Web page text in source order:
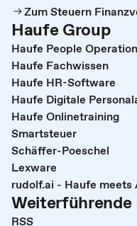
Zum Steuern
Haufe Group
Haufe People
Haufe Fachwissen
Haufe HR-Software
Haufe Digitale
Haufe Onlinetraining
Smartsteuer
Schäffer-Poeschel
Lexware
rudolf.ai - Haufe meets
Weiterführende
RSS